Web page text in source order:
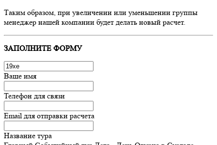
Таким образом, при увеличении или уменьшении группы
менеджер нашей компании будет делать новый расчет.
ЗАПОЛНИТЕ ФОРМУ
Ваше имя
Телефон для связи
Email для отправки расчета
Название тура